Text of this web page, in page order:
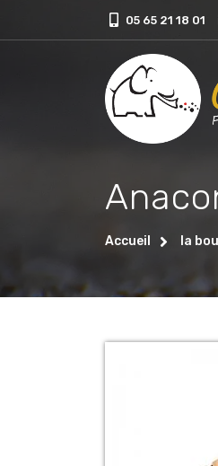
05 65 21 18 01
Accueil la